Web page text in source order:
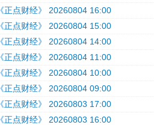
《正点财经》 20260804 16:00
《正点财经》 20260804 15:00
《正点财经》 20260804 14:00
《正点财经》 20260804 11:00
《正点财经》 20260804 10:00
《正点财经》 20260804 09:00
《正点财经》 20260803 17:00
《正点财经》 20260803 16:00